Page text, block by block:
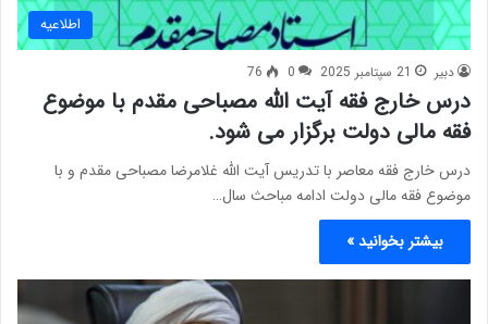
اطلاعیه
دبیر 21 سپتامبر 2025 0
76
درس خارج فقه آیت الله مصباحی مقدم با موضوع
فقه مالی دولت برگزار می شود.
درس خارج فقه معاصر با تدریس آیت الله غلامرضا مصباحی مقدم و با
موضوع فقه مالی دولت ادامه مباحث سال…
بیشتر بخوانید »